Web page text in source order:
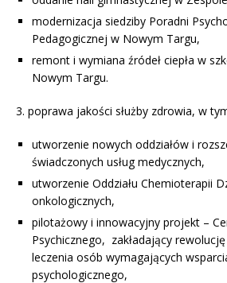
modernizacja siedziby Poradni
Pedagogicznej w Nowym Targu,
remont i wymiana źródeł ciepła w
Nowym Targu.
3. poprawa jakości służby zdrowia, w
utworzenie nowych oddziałów i
świadczonych usług medycznych,
utworzenie Oddziału Chemioterapii
onkologicznych,
pilotażowy i innowacyjny projekt –
Psychicznego, zakładający
leczenia osób wymagających
psychologicznego,